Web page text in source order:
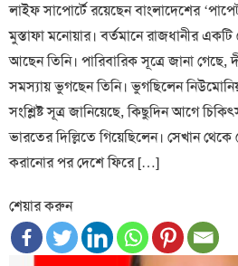
লাইফ সাপোর্টে রয়েছেন বাংলাদেশের
মুস্তাফা মনোয়ার। বর্তমানে রাজধানীর
আছেন তিনি। পারিবারিক সূত্রে জানা গেছে,
সমস্যায় ভুগছেন তিনি। ভুগছিলেন
সংশ্লিষ্ট সূত্র জানিয়েছে, কিছুদিন আগে
ভারতের দিল্লিতে গিয়েছিলেন। সেখান থেকে
করানোর পর দেশে ফিরে […]
শেয়ার করুন